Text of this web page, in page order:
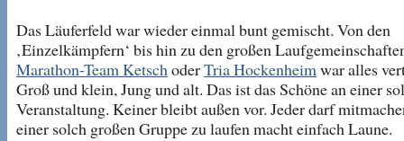
Das Läuferfeld war wieder einmal bunt gemischt. Von den
‚Einzelkämpfern‘ bis hin zu den großen
Marathon-Team KetschoderTria Hockenheimwar alles
Groß und klein, Jung und alt. Das ist das Schöne an einer
Veranstaltung. Keiner bleibt außen vor. Jeder darf
einer solch großen Gruppe zu laufen macht einfach Laune.